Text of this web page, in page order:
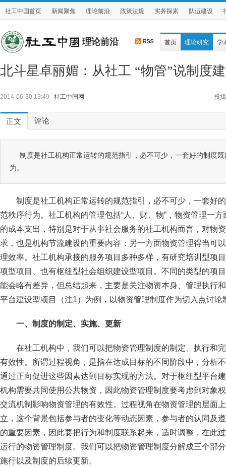
社工中国首页 新闻聚焦 理论前沿 政策法规 实务探索 队伍建设
理论前沿 首页 理论研究 学
北斗星卓丽媚：从社工 “物管”说制度
2014-06-30 13:49 社工中国网 投搞
正文 评论
制度是社工机构正常运转的规范指引，必不可少，一套好的制度
为。
制度是社工机构正常运转的规范指引，必不可少，一套好
范秩序行为。社工机构的管理包括“人、财、物”，物资管理一
的成本支出，特别是对于从事社会服务的社工机构而言，对物
求，也是机构节流建设的重要内容；另一方面物资管理得当可
理效率。社工机构承接的服务项目多种多样，有研究培训型项
项型项目、也有枢纽型社会组织建设型项目。不同的类型的项
能会略有差异，但总结起来，主要是关注物资本身、管理执行
平台建设型项目（注1）为例，以物资管理制度作为切入点讨论
一、制度的制定、实施、更新
在社工机构中，我们可以把物资管理制度的制定、执行和
有效性。所谓过程视角，是指在达成目标的不同阶段中，分析
通过正向促进这些因素达到目标实现的方法。对于枢纽型平台
机构需要共同使用公共物资，因此物资管理制度要考虑到对象
交流机制影响物资管理的有效性。过程视角在物资管理的层面
立，这个背景包括参与者的变化等动态因素，参与者的认同及
的重要因素，因此要把行为和制度联系起来，适时调整，在此
运行的物资管理制度。我们可以把物资管理制度分解成三个部
施行以及制度的后续更新。